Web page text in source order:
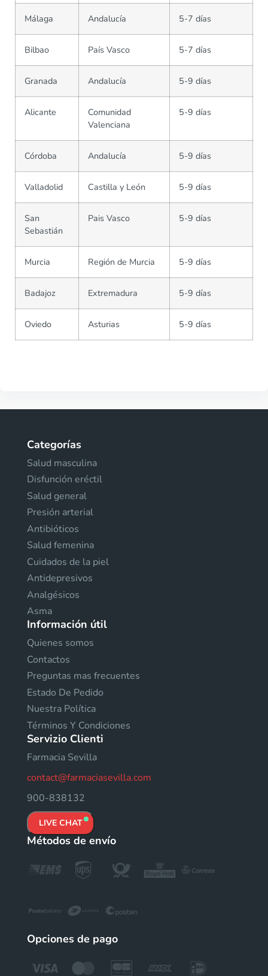
Málaga Andalucía 5-7 días
Bilbao País Vasco 5-7 días
Granada Andalucía 5-9 días
Alicante
Comunidad
Valenciana
5-9 días
Córdoba Andalucía 5-9 días
Valladolid Castilla y León 5-9 días
San
Sebastián
Pais Vasco 5-9 días
Murcia Región de Murcia 5-9 días
Badajoz Extremadura 5-9 días
Oviedo Asturias 5-9 días
Categorías
Salud masculina
Disfunción eréctil
Salud general
Presión arterial
Antibióticos
Salud femenina
Cuidados de la piel
Antidepresivos
Analgésicos
Asma
Información útil
Quienes somos
Contactos
Preguntas mas frecuentes
Estado De Pedido
Nuestra Política
Términos Y Condiciones
Servizio Clienti
Farmacia Sevilla
contact@farmaciasevilla.com
900-838132
LIVE CHAT
Métodos de envío
Opciones de pago